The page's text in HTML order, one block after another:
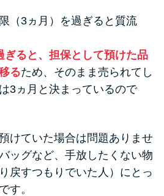
（3ヵ月）を過ぎると質流
ぎると、担保として預けた品
るため、そのまま売られてし
3ヵ月と決まっているので
けていた場合は問題ありませ
ッグなど、手放したくない物
戻すつもりでいた人）にとっ
す。